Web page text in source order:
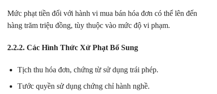
Mức phạt tiền đối với hành vi mua bán hóa đơn có thể lên đến
hàng trăm triệu đồng, tùy thuộc vào mức độ vi phạm.
2.2.2. Các Hình Thức Xử Phạt Bổ Sung
Tịch thu hóa đơn, chứng từ sử dụng trái phép.
Tước quyền sử dụng chứng chỉ hành nghề.